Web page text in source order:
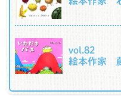
vol.82
絵本作家